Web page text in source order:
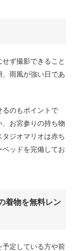
ず撮影できること
雨風が強い日であ
るのもポイントで
お宮参りの持ち物
ジオマリオは赤ち
ッドを完備してお
着物を無料レン
定している方や前